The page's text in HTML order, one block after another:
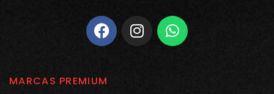
MARCAS PREMIUM